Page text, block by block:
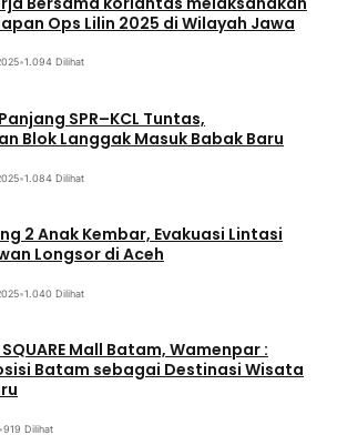
Ops Lilin 2025 di Wilayah Jawa
•1.094 Dilihat
SPR–KCL Tuntas,
Blok Langgak Masuk Babak Baru
•1.084 Dilihat
2 Anak Kembar, Evakuasi Lintasi
Longsor di Aceh
•1.040 Dilihat
Mall Batam, Wamenpar :
Batam sebagai Destinasi Wisata
•919 Dilihat